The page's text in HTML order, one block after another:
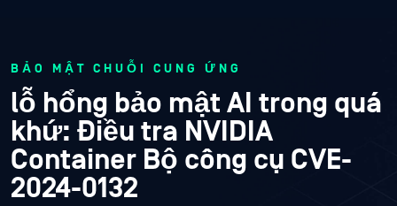
BẢO MẬT CHUỖI CUNG ỨNG
lỗ hổng bảo mật AI trong quá
khứ: Điều tra NVIDIA
Container Bộ công cụ CVE-
2024-0132